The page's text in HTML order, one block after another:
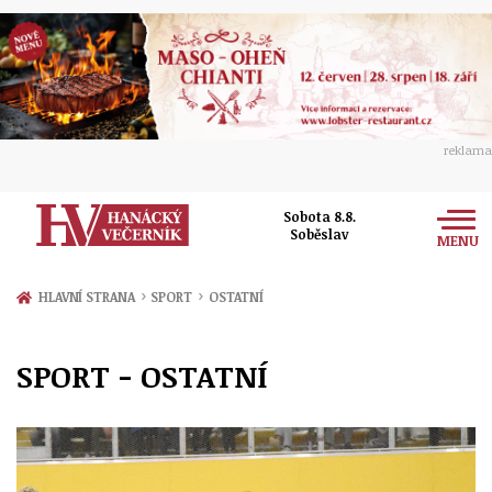
reklama
Sobota 8.8.
Soběslav
MENU
Zprávy
Přerov
Politika
Ekonomika
Kultura
Hudba
Společnost
Ženy
HLAVNÍ STRANA › SPORT › OSTATNÍ
SPORT - OSTATNÍ